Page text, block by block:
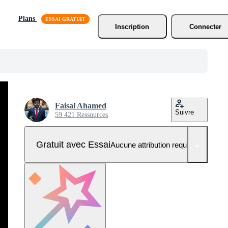
Plans
Inscription
Connecter
Faisal Ahamed
59 421 Ressources Suivre
Gratuit avec EssaiAucune attribution requise